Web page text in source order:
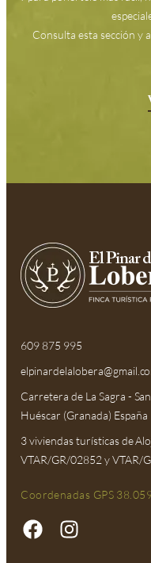
Consulta esta sección y
609 875 995
Carretera de La Sagra -
Huéscar (Granada) España
3 viviendas turísticas de
VTAR/GR/02852 y VTAR/
Coordenadas GPS